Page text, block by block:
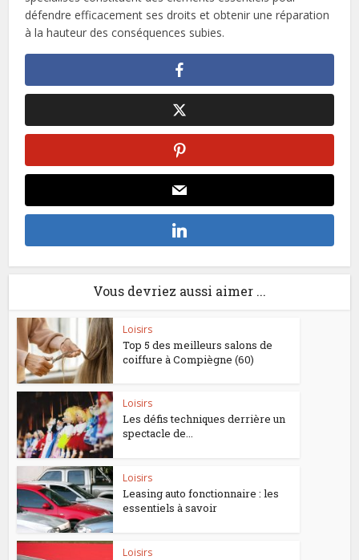
défendre efficacement ses droits et obtenir une réparation
à la hauteur des conséquences subies.
Vous devriez aussi aimer ...
Loisirs
Top 5 des meilleurs salons de
coiffure à Compiègne (60)
Loisirs
Les défis techniques derrière un
spectacle de...
Loisirs
Leasing auto fonctionnaire : les
essentiels à savoir
Loisirs